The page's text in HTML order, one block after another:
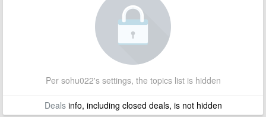
Per sohu022's settings, the topics list is hidden
Dealsinfo, including closed deals, is not hidden